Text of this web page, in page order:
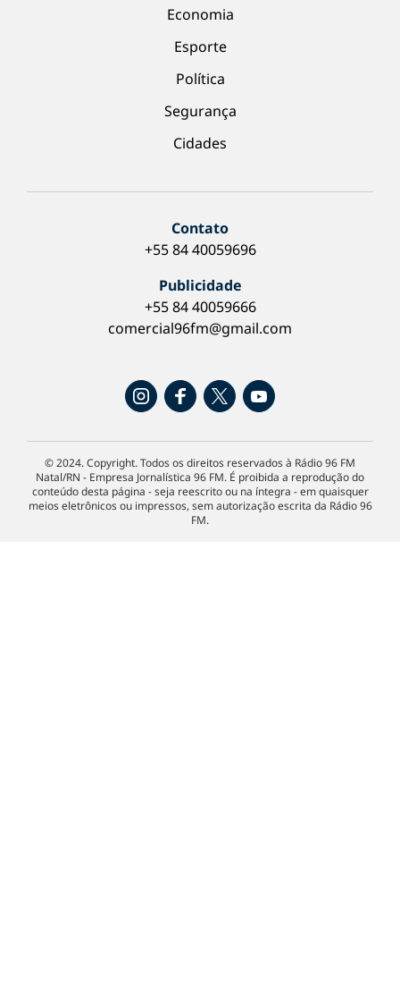
Economia
Esporte
Política
Segurança
Cidades
Contato
+55 84 40059696
Publicidade
+55 84 40059666
comercial96fm@gmail.com
© 2024. Copyright. Todos os direitos reservados à Rádio 96 FM
Natal/RN - Empresa Jornalística 96 FM. É proibida a reprodução do
conteúdo desta página - seja reescrito ou na íntegra - em quaisquer
meios eletrônicos ou impressos, sem autorização escrita da Rádio 96
FM.